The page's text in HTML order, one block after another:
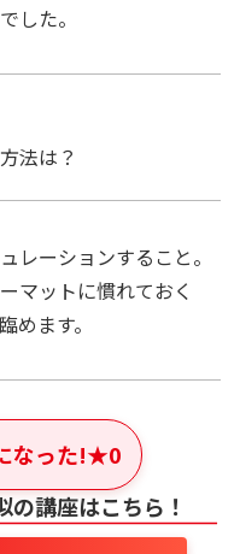
した。
法は？
レーションすること。
マットに慣れておく
めます。
なった!★0
講座はこちら！